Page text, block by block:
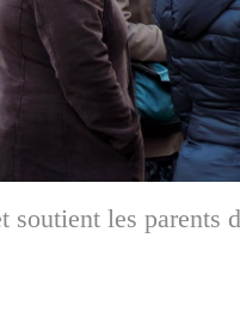
soutient les parents